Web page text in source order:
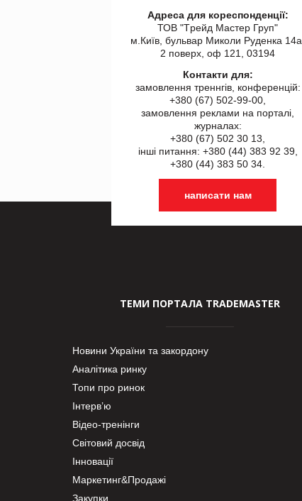
Адреса для кореспонденції:
ТОВ "Tрейд Мастер Груп"
м.Київ, бульвар Миколи Руденка 14а,
2 поверх, оф 121, 03194
Контакти для:
замовлення треннгів, конференцій:
+380 (67) 502-99-00,
замовлення реклами на порталі,
журналах:
+380 (67) 502 30 13,
інші питання: +380 (44) 383 92 39,
+380 (44) 383 50 34.
написати нам
ТЕМИ ПОРТАЛА TRADEMASTER
Новини України та закордону
Аналітика ринку
Топи про ринок
Інтерв’ю
Відео-тренінги
Світовий досвід
Інновації
Маркетинг&Продажі
Закупки